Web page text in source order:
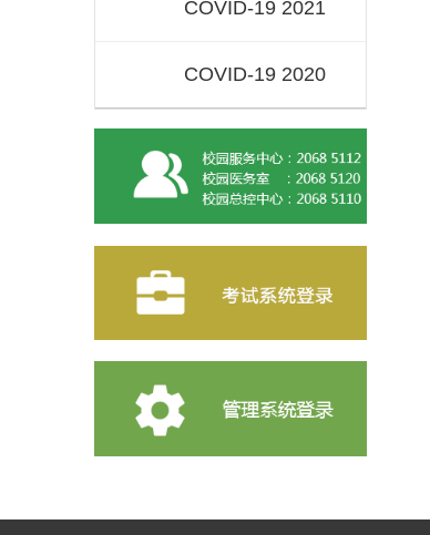
COVID-19 2021
COVID-19 2020